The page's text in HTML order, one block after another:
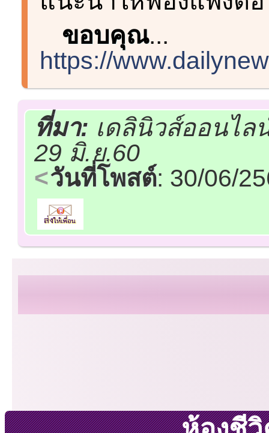
ขอบคุณ...
https://
ที่มา: เดลินิวส์ออนไ
29 มิ.ย.60
วันที่โพสต์: 30/06/